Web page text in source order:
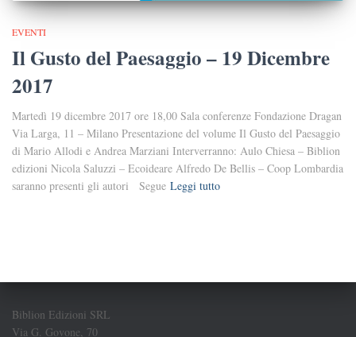
EVENTI
Il Gusto del Paesaggio – 19 Dicembre
2017
Martedì 19 dicembre 2017 ore 18,00 Sala conferenze Fondazione Dragan
Via Larga, 11 – Milano Presentazione del volume Il Gusto del Paesaggio
di Mario Allodi e Andrea Marziani Interverranno: Aulo Chiesa – Biblion
edizioni Nicola Saluzzi – Ecoideare Alfredo De Bellis – Coop Lombardia
saranno presenti gli autori Segue Leggi tutto
Biblion Edizioni SRL
Via G. Govone, 70